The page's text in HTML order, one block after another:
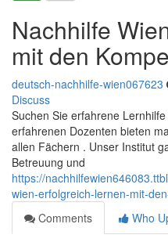
Nachhilfe
mit den
deutsch-nachhilfe-wien067623
Discuss
Suchen Sie erfahrene
erfahrenen Dozenten bieten
allen Fächern . Unser Institut
Betreuung und
https://
wien-erfolgreich-lernen-mit-
Comments
Who